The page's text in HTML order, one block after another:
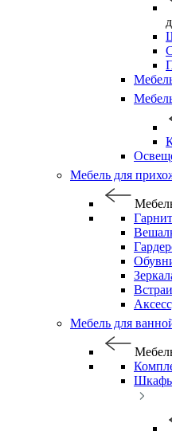
Мебель для
Мебель для